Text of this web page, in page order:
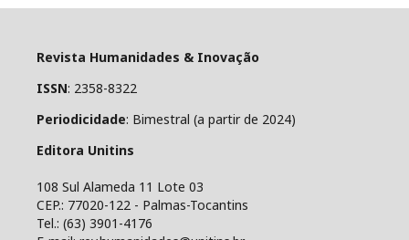
Revista Humanidades & Inovação
ISSN: 2358-8322
Periodicidade: Bimestral (a partir de 2024)
Editora Unitins
108 Sul Alameda 11 Lote 03
CEP.: 77020-122 - Palmas-Tocantins
Tel.: (63) 3901-4176